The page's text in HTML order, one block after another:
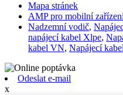
Mapa stránek
AMP pro mobilní
Nadzemní vodič,
napájecí kabel Xlpe,
kabel VN, Napájecí
Odeslat e-mail
x